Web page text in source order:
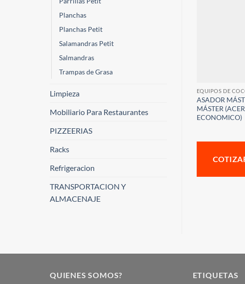
Planchas
Planchas Petit
Salamandras Petit
Salmandras
Trampas de Grasa
Limpieza
Mobiliario Para Restaurantes
PIZZEERIAS
Racks
Refrigeracion
TRANSPORTACION Y
ALMACENAJE
EQUIPOS DE
ASADOR
MÁSTER
ECONOMICO)
QUIENES SOMOS? ETIQUETAS